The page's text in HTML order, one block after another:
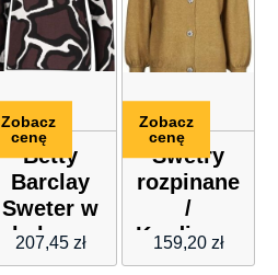
Betty
Barclay
Sweter w
kolorze
brązowo-
207,45 zł
Zobacz
cenę
Swetry
rozpinane
/
Kardigany
Vero
159,20 zł
Zobacz
cenę